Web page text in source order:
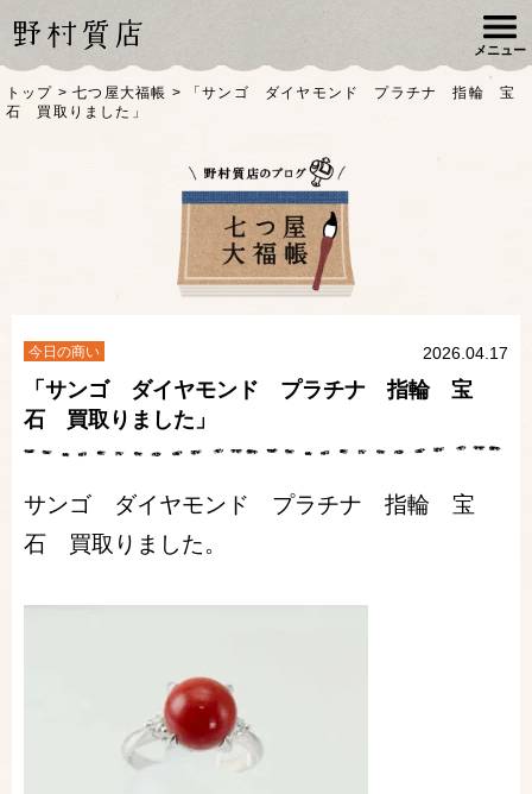
メニュー
トップ >七つ屋大福帳 >
「サンゴ ダイヤモンド プラチナ 指輪 宝
石 買取りました」
今日の商い 2026.04.17
「サンゴ ダイヤモンド プラチナ 指輪 宝
石 買取りました」
サンゴ ダイヤモンド プラチナ 指輪 宝
石 買取りました。